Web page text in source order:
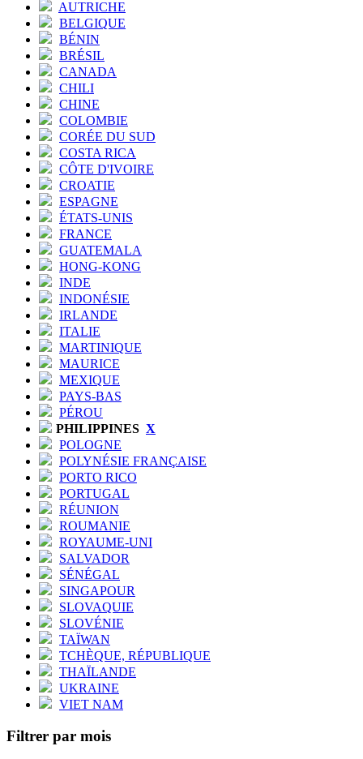
AUTRICHE
BELGIQUE
BÉNIN
BRÉSIL
CANADA
CHILI
CHINE
COLOMBIE
CORÉE DU SUD
COSTA RICA
CÔTE D'IVOIRE
CROATIE
ESPAGNE
ÉTATS-UNIS
FRANCE
GUATEMALA
HONG-KONG
INDE
INDONÉSIE
IRLANDE
ITALIE
MARTINIQUE
MAURICE
MEXIQUE
PAYS-BAS
PÉROU
PHILIPPINES X
POLOGNE
POLYNÉSIE FRANÇAISE
PORTO RICO
PORTUGAL
RÉUNION
ROUMANIE
ROYAUME-UNI
SALVADOR
SÉNÉGAL
SINGAPOUR
SLOVAQUIE
SLOVÉNIE
TAÏWAN
TCHÈQUE, RÉPUBLIQUE
THAÏLANDE
UKRAINE
VIET NAM
Filtrer par mois